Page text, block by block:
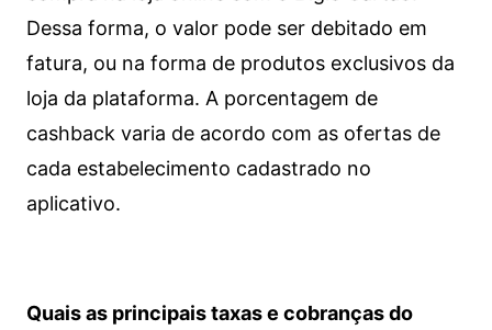
Dessa forma, o valor pode ser debitado em
fatura, ou na forma de produtos exclusivos da
loja da plataforma. A porcentagem de
cashback varia de acordo com as ofertas de
cada estabelecimento cadastrado no
aplicativo.
Quais as principais taxas e cobranças do